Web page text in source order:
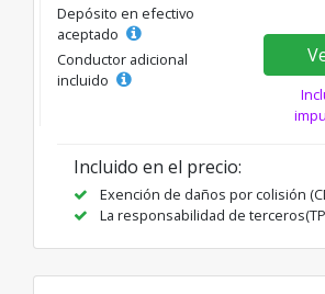
Depósito en efectivo
aceptado
Conductor adicional
incluido
Incluido en el precio:
Exención de daños por colisión
La responsabilidad de